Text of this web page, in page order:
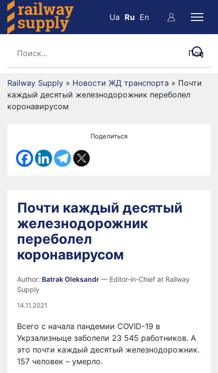
Ua Ru En
Railway Supply » Новости ЖД транспорта » Почти
каждый десятый железнодорожник переболел
коронавирусом
Поделиться
Почти каждый десятый
железнодорожник
переболел
коронавирусом
Author: Batrak Oleksandr— Editor-in-Chief at Railway
Supply
14.11.2021
Всего с начала пандемии COVID-19 в
Укрзализныце заболели 23 545 работников. А
это почти каждый десятый железнодорожник.
157 человек – умерло.